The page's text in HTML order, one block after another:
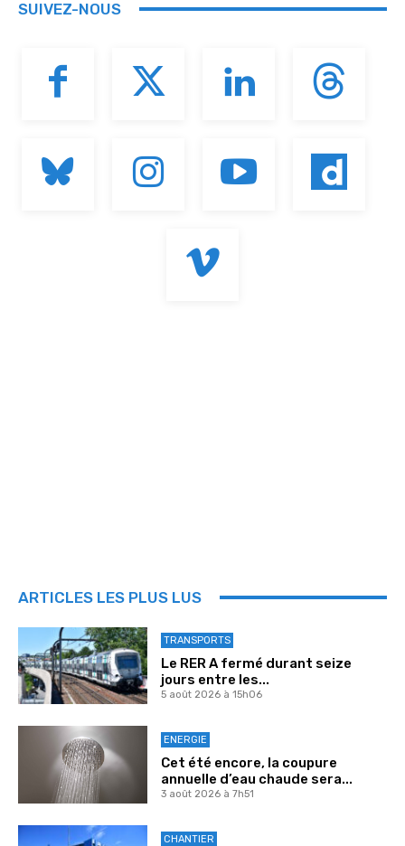
SUIVEZ-NOUS
ARTICLES LES PLUS LUS
TRANSPORTS
Le RER A fermé durant seize
jours entre les...
5 août 2026 à 15h06
ENERGIE
Cet été encore, la coupure
annuelle d’eau chaude sera...
3 août 2026 à 7h51
CHANTIER